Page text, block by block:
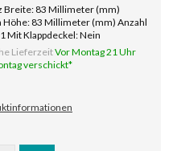
Breite: 83 Millimeter (mm)
Höhe: 83 Millimeter (mm) Anzahl
Mit Klappdeckel: Nein
unbehandelt
Nein
Thermoplast Werkstoff:
LieferzeitVor Montag 21 Uhr
verschickt*